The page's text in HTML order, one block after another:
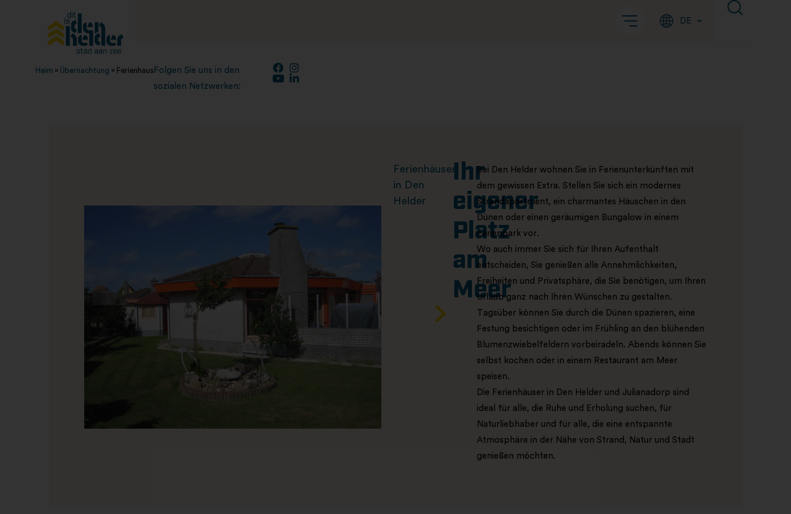
DE
Heim » Übernachtung » Ferienhaus Folgen Sie uns in den
sozialen Netzwerken:
Ferienhäuser
in Den
Helder
Ihr
eigener
Platz
am
Meer
Bei Den Helder wohnen Sie in Ferienunterkünften mit
dem gewissen Extra. Stellen Sie sich ein modernes
Strandapartment, ein charmantes Häuschen in den
Dünen oder einen geräumigen Bungalow in einem
Ferienpark vor.
Wo auch immer Sie sich für Ihren Aufenthalt
entscheiden, Sie genießen alle Annehmlichkeiten,
Freiheiten und Privatsphäre, die Sie benötigen, um Ihren
Urlaub ganz nach Ihren Wünschen zu gestalten.
Tagsüber können Sie durch die Dünen spazieren, eine
Festung besichtigen oder im Frühling an den blühenden
Blumenzwiebelfeldern vorbeiradeln. Abends können Sie
selbst kochen oder in einem Restaurant am Meer
speisen.
Die Ferienhäuser in Den Helder und Julianadorp sind
ideal für alle, die Ruhe und Erholung suchen, für
Naturliebhaber und für alle, die eine entspannte
Atmosphäre in der Nähe von Strand, Natur und Stadt
genießen möchten.